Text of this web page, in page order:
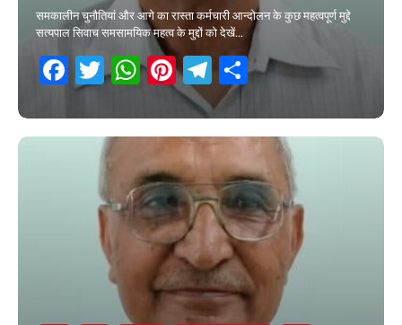
समकालीन चुनौतियां और आगे का रास्ता कर्मचारी आन्दोलन के कुछ महत्वपूर्ण मुद्दे
सत्यपाल सिवाच समसामयिक महत्व के मुद्दों को देखें…
Facebook
Twitter
WhatsApp
Pinterest
Telegram
Share
29 January 2026